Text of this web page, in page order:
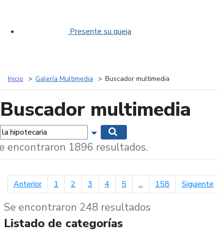
Presente su queja
Inicio Galería Multimedia Buscador multimedia
Buscador multimedia
Mostrar opciones de búsqueda
encontraron 1896 resultados.
Anteriorpágina anterior
1 2 3 4 5 ... 158 Siguiente
Se encontraron 248 resultados
Listado de categorías